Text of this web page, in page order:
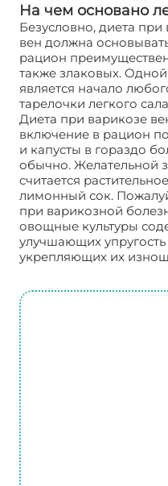
На чем основано
Безусловно, диета
вен должна
рацион
также злаковых.
является начало
тарелочки легкого
Диета при варикозе
включение в рацион
и капусты в гораздо
обычно. Желательной
считается
лимонный сок.
при варикозной
овощные культуры
улучшающих
укрепляющих их